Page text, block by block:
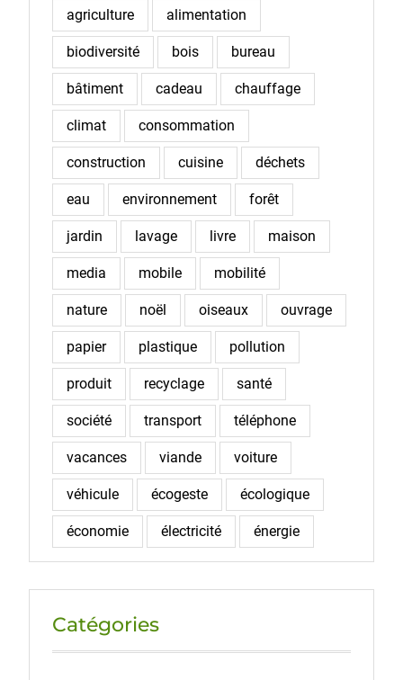
agriculture alimentation
biodiversité bois bureau
bâtiment cadeau chauffage
climat consommation
construction cuisine déchets
eau environnement forêt
jardin lavage livre maison
media mobile mobilité
nature noël oiseaux ouvrage
papier plastique pollution
produit recyclage santé
société transport téléphone
vacances viande voiture
véhicule écogeste écologique
économie électricité énergie
Catégories